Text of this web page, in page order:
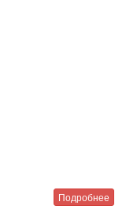
Подробнее